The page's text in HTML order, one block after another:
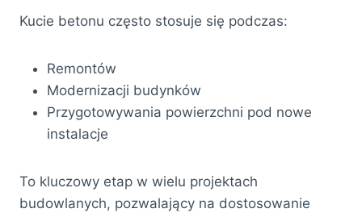
Kucie betonu często stosuje się podczas:
Remontów
Modernizacji budynków
Przygotowywania powierzchni pod nowe
instalacje
To kluczowy etap w wielu projektach
budowlanych, pozwalający na dostosowanie